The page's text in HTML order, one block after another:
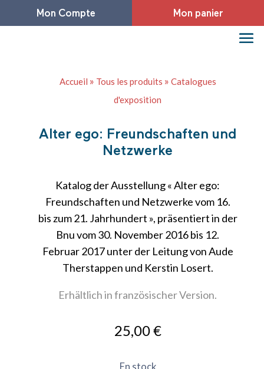
Mon Compte Mon panier
Accueil » Tous les produits » Catalogues
d'exposition
Alter ego: Freundschaften und
Netzwerke
Katalog der Ausstellung « Alter ego:
Freundschaften und Netzwerke vom 16.
bis zum 21. Jahrhundert », präsentiert in der
Bnu vom 30. November 2016 bis 12.
Februar 2017 unter der Leitung von Aude
Therstappen und Kerstin Losert.
Erhältlich in französischer Version.
25,00€
En stock